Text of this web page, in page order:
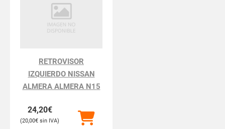
RETROVISOR
IZQUIERDO NISSAN
ALMERA ALMERA N15
24,20€
20,00€